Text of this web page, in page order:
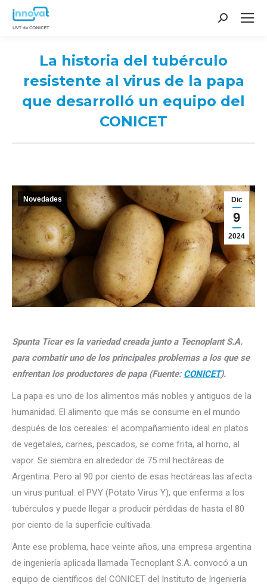
Search:
La historia del tubérculo
resistente al virus de la papa
que desarrolló un equipo del
CONICET
Dic
9
2024
Novedades
Spunta Ticar es la variedad creada junto a Tecnoplant S.A.
para combatir uno de los principales problemas a los que se
enfrentan los productores de papa (Fuente: CONICET).
La papa es uno de los alimentos más nobles y antiguos de la
humanidad. El alimento que más se consume en el mundo
después de los cereales: el acompañamiento ideal en platos
de vegetales, carnes, pescados, se come frita, al horno, al
vapor. Se siembra en alrededor de 75 mil hectáreas de
Argentina. Pero al 90 por ciento de esas hectáreas las afecta
un virus puntual: el PVY (Potato Virus Y), que enferma a los
tubérculos y puede llegar a producir pérdidas de hasta el 80
por ciento de la superficie cultivada.
Ante ese problema, hace veinte años, una empresa argentina
de ingeniería aplicada llamada Tecnoplant S.A. convocó a un
equipo de científicos del CONICET del Instituto de Ingeniería